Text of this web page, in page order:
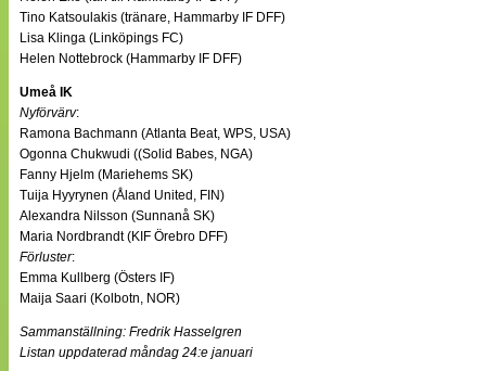
Tino Katsoulakis (tränare, Hammarby IF DFF)
Lisa Klinga (Linköpings FC)
Helen Nottebrock (Hammarby IF DFF)
Umeå IK
Nyförvärv:
Ramona Bachmann (Atlanta Beat, WPS, USA)
Ogonna Chukwudi ((Solid Babes, NGA)
Fanny Hjelm (Mariehems SK)
Tuija Hyyrynen (Åland United, FIN)
Alexandra Nilsson (Sunnanå SK)
Maria Nordbrandt (KIF Örebro DFF)
Förluster:
Emma Kullberg (Östers IF)
Maija Saari (Kolbotn, NOR)
Sammanställning: Fredrik Hasselgren
Listan uppdaterad måndag 24:e januari